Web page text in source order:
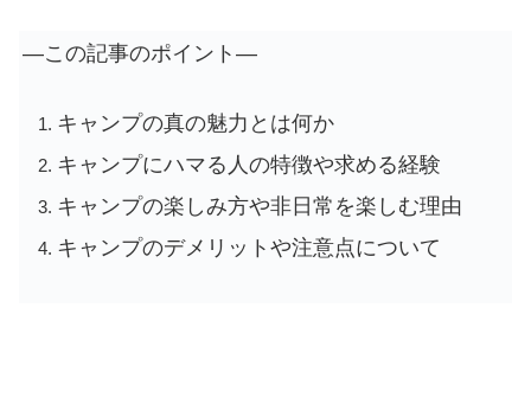
―この記事のポイント―
キャンプの真の魅力とは何か
キャンプにハマる人の特徴や求める経験
キャンプの楽しみ方や非日常を楽しむ理由
キャンプのデメリットや注意点について